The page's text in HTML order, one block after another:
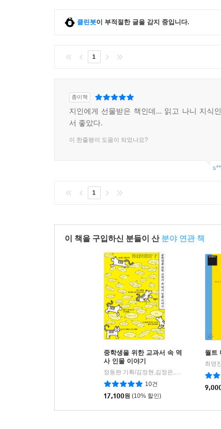
클린봇이 부적절한 글을 감지 중입니다.
1
종이책
지인에게 선물받은 책인데... 읽고 나니 지식
서 좋았다.
이 한줄평이 도움이 되었나요?
1
이 책을 구입하신 분들이 산 분야 연관 책
중학생을 위한 교과서 속 역
사 인물 이야기
정동완 기획/김정현,김정은,김미연,김재록 등저
10건
17,100원 (10% 할인)
월트
최영